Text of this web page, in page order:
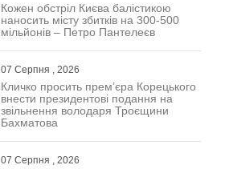
Кожен обстріл Києва балістикою
наносить місту збитків на 300-500
мільйонів – Петро Пантелеєв
07 Серпня , 2026
Кличко просить прем’єра Корецького
внести президентові подання на
звільнення володаря Троєщини
Бахматова
07 Серпня , 2026